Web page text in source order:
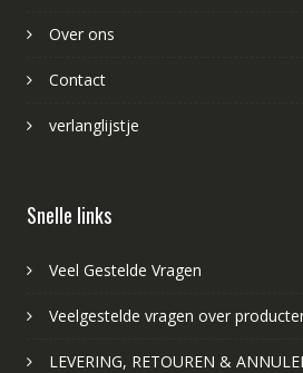
Over ons
Contact
verlanglijstje
Snelle links
Veel Gestelde Vragen
Veelgestelde vragen over
LEVERING, RETOUREN &